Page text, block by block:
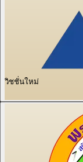
วิชชั่นใหม่